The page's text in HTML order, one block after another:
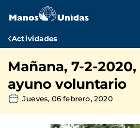
contenido
Ruta
navegación
Actividades
Mañana, 7-2-
ayuno voluntario
Jueves, 06 febrero, 2020